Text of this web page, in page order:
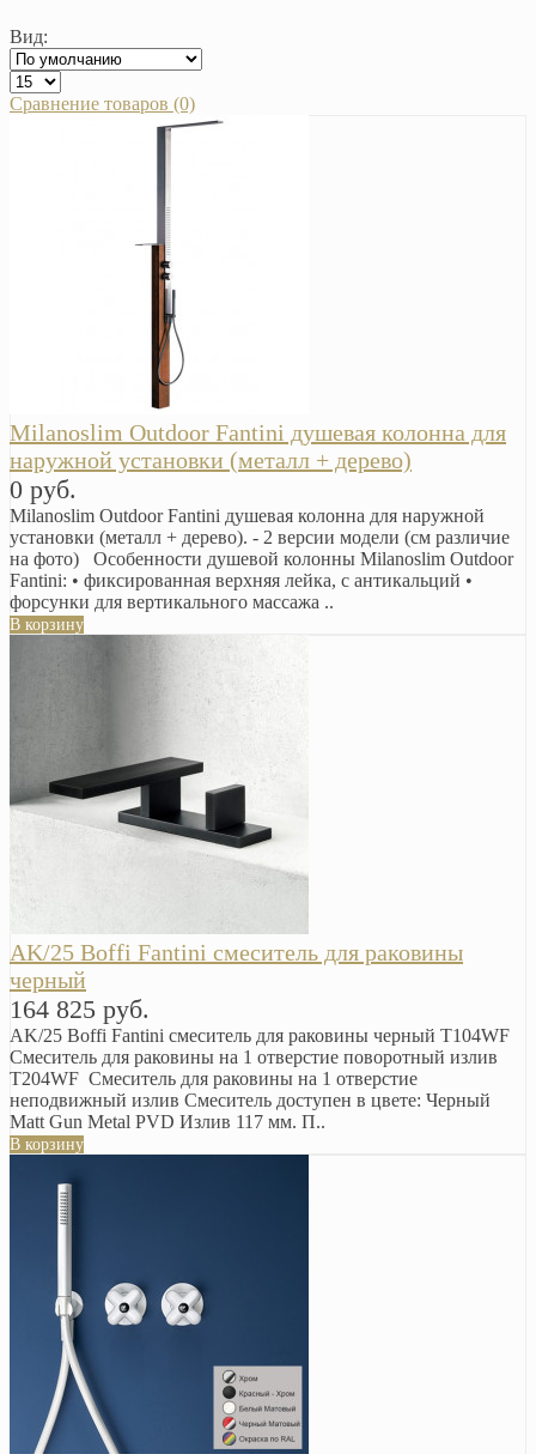
Вид:
Сравнение товаров (0)
Milanoslim Outdoor Fantini душевая колонна для
наружной установки (металл + дерево)
0 руб.
Milanoslim Outdoor Fantini душевая колонна для наружной
установки (металл + дерево). - 2 версии модели (см различие
на фото) Особенности душевой колонны Milanoslim Outdoor
Fantini: • фиксированная верхняя лейка, с антикальций •
форсунки для вертикального массажа ..
В корзину
AK/25 Boffi Fantini смеситель для раковины
черный
164 825 руб.
AK/25 Boffi Fantini смеситель для раковины черный T104WF
Смеситель для раковины на 1 отверстие поворотный излив
T204WF Смеситель для раковины на 1 отверстие
неподвижный излив Смеситель доступен в цвете: Черный
Matt Gun Metal PVD Излив 117 мм. П..
В корзину